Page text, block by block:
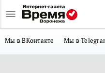
Мы в ВКонтакте Мы в